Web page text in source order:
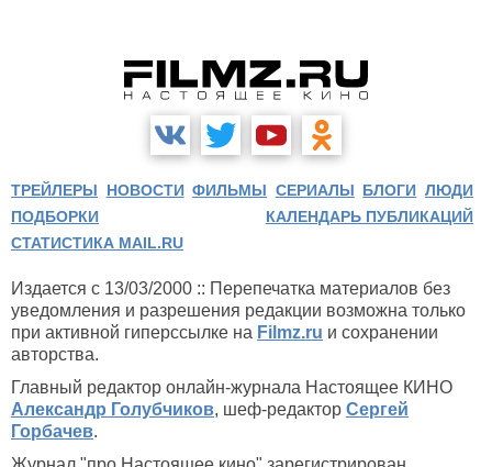
ТРЕЙЛЕРЫ НОВОСТИ ФИЛЬМЫ СЕРИАЛЫ БЛОГИ ЛЮДИ
ПОДБОРКИ
КАЛЕНДАРЬ ПУБЛИКАЦИЙ
СТАТИСТИКА MAIL.RU
Издается с 13/03/2000 :: Перепечатка материалов без
уведомления и разрешения редакции возможна только
при активной гиперссылке на Filmz.ru и сохранении
авторства.
Главный редактор онлайн-журнала Настоящее КИНО
Александр Голубчиков, шеф-редактор Сергей
Горбачев.